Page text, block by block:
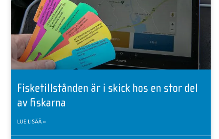
Fisketillstånden är i skick hos en stor del
av fiskarna
LUE LISÄÄ »